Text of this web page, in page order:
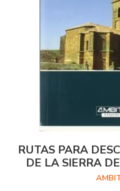
RUTAS PARA
DE LA SIERRA